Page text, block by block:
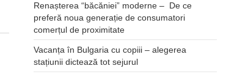
Renașterea “băcăniei” moderne – De ce
preferă noua generație de consumatori
comerțul de proximitate
Vacanța în Bulgaria cu copiii – alegerea
stațiunii dictează tot sejurul